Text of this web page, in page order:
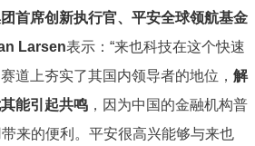
首席创新执行官、平安全球领航基金
Larsen表示： “来也科技在这个快速
道上夯实了其国内领导者的地位， 解
能引起共鸣 ，因为中国的金融机构普
来的便利。平安很高兴能够与来也